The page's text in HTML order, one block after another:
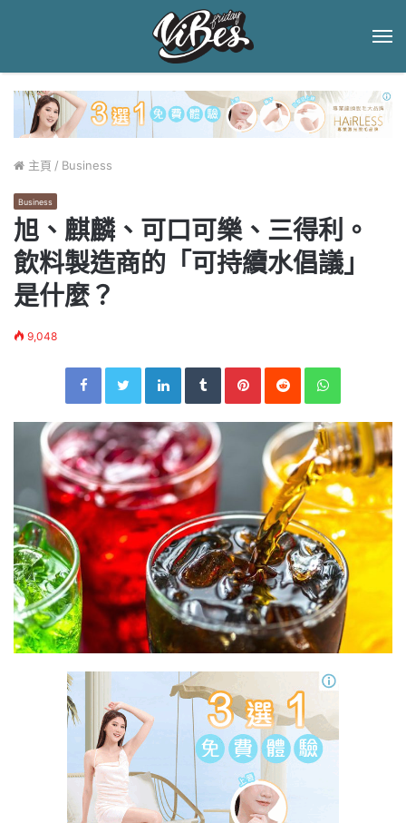
主頁 / Business
Business
旭、麒麟、可口可樂、三得利。
飲料製造商的「可持續水倡議」
是什麼？
9,048
Facebook Twitter LinkedIn Tumblr Pinterest Reddit